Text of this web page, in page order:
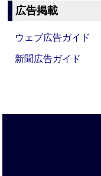
広告掲載
ウェブ広告ガイド
新聞広告ガイド